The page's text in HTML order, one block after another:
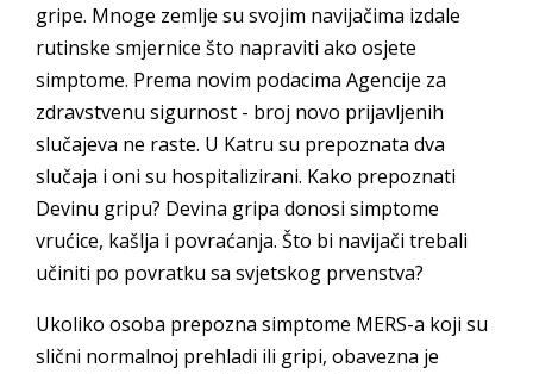
gripe. Mnoge zemlje su svojim navijačima izdale
rutinske smjernice što napraviti ako osjete
simptome. Prema novim podacima Agencije za
zdravstvenu sigurnost - broj novo prijavljenih
slučajeva ne raste. U Katru su prepoznata dva
slučaja i oni su hospitalizirani. Kako prepoznati
Devinu gripu? Devina gripa donosi simptome
vrućice, kašlja i povraćanja. Što bi navijači trebali
učiniti po povratku sa svjetskog prvenstva?
Ukoliko osoba prepozna simptome MERS-a koji su
slični normalnoj prehladi ili gripi, obavezna je